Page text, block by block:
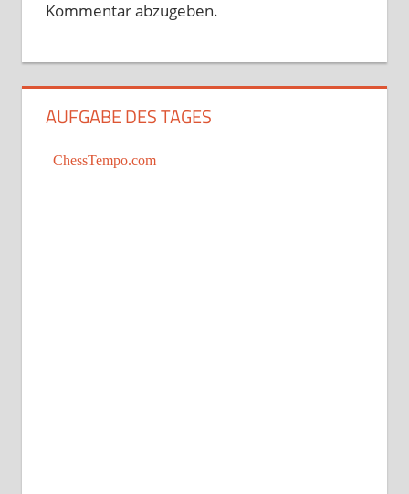
Kommentar abzugeben.
AUFGABE DES TAGES